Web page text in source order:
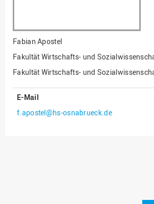
Gesellschaftliches
Engagement
Hochschulplanung/-
strategie
Fabian Apostel
Fakultät Wirtschafts- und
Fakultät Wirtschafts- und
E-Mail
f.apostel@hs-osnabrueck.de